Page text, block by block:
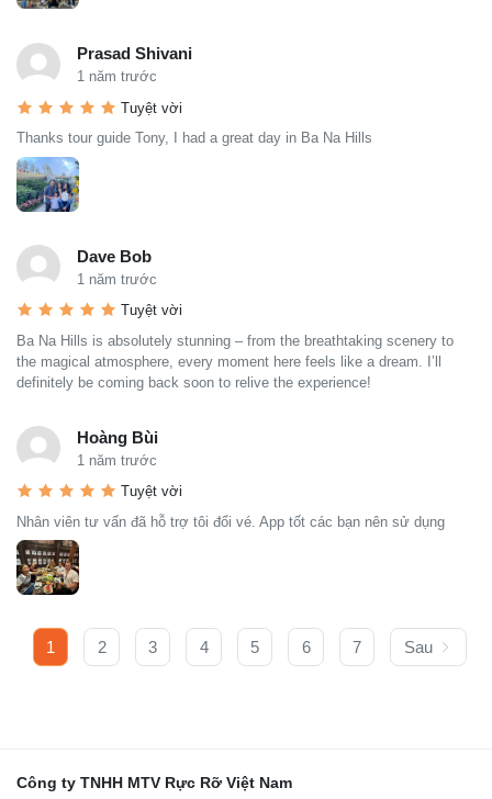
Prasad Shivani
1 năm trước
Tuyệt vời
Thanks tour guide Tony, I had a great day in Ba Na Hills
Dave Bob
1 năm trước
Tuyệt vời
Ba Na Hills is absolutely stunning – from the breathtaking scenery to
the magical atmosphere, every moment here feels like a dream. I’ll
definitely be coming back soon to relive the experience!
Hoàng Bùi
1 năm trước
Tuyệt vời
Nhân viên tư vấn đã hỗ trợ tôi đổi vé. App tốt các bạn nên sử dụng
1 2 3 4 5 6 7 Sau
Công ty TNHH MTV Rực Rỡ Việt Nam